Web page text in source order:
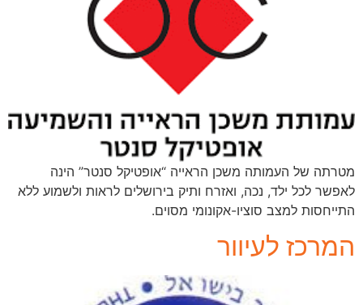
מטרתה של העמותה משכן הראייה “אופטיקל סנטר” הינה
לאפשר לכל ילד, נכה, ואזרח ותיק בירושלים לראות ולשמוע ללא
התייחסות למצב סוציו-אקונומי מסוים.
המרכז לעיוור